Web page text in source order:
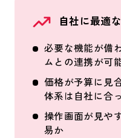
自社に最適
必要な機能が備
ムとの連携が可
価格が予算に見
体系は自社に合
操作画面が見や
易か